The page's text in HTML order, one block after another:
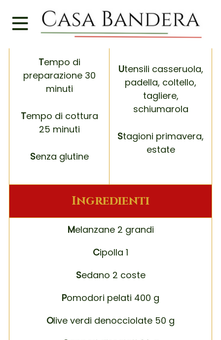
ifficoltà 2/5
osto basso
Tempo di
preparazione 30
minuti
Tempo di cottura
25 minuti
Senza glutine
Porzioni 4
Calorie 220 kcal
Utensili casseruola,
padella, coltello,
tagliere,
schiumarola
Stagioni primavera,
estate
Ingredienti
Melanzane 2 grandi
Cipolla 1
Sedano 2 coste
Pomodori pelati 400 g
Olive verdi denocciolate 50 g